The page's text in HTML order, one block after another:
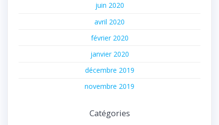
juin 2020
avril 2020
février 2020
janvier 2020
décembre 2019
novembre 2019
Catégories